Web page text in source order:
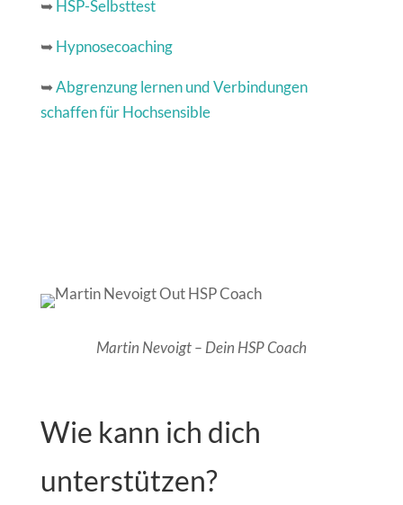
➥HSP-Selbsttest
➥Hypnosecoaching
➥Abgrenzung lernen und Verbindungen
schaffen für Hochsensible
Martin Nevoigt – Dein HSP Coach
Wie kann ich dich
unterstützen?